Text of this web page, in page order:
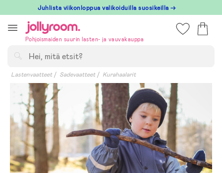
till
innehållet
Juhlista viikonloppua valikoiduilla suosikeilla →
Pohjoismaiden suurin lasten- ja vauvakauppa
Lastenvaatteet Sadevaatteet Kurahaalarit